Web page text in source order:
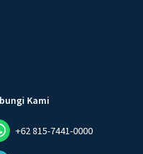
Kami
+62 815-7441-0000